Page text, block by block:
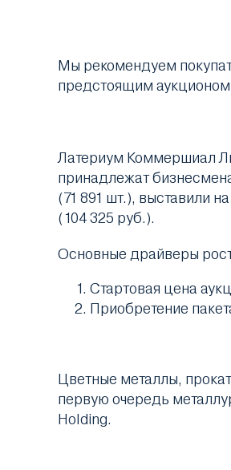
Мы рекомендуем
предстоящим
Латериум Коммершиал
принадлежат
(71 891 шт.), выставили
(104 325 руб.).
Основные драйверы
Стартовая цена
Приобретение
Цветные металлы,
первую очередь
Holding.